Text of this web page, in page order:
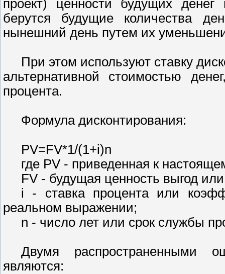
проект) ценности будущих
берутся будущие количества
нынешний день путем их
При этом используют ставку
альтернативной стоимостью
процента.
Формула дисконтирования:
PV=FV*1/(1+i)n
где PV - приведенная к
FV - будущая ценность выгод
i - ставка процента или
реальном выражении;
n - число лет или срок службы
Двумя распространенными
являются: